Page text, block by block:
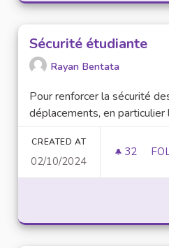
Sécurité étudiante
Rayan Bentata
Pour renforcer la sécurité
déplacements, en particulier
CREATED AT
02/10/2024
32 32